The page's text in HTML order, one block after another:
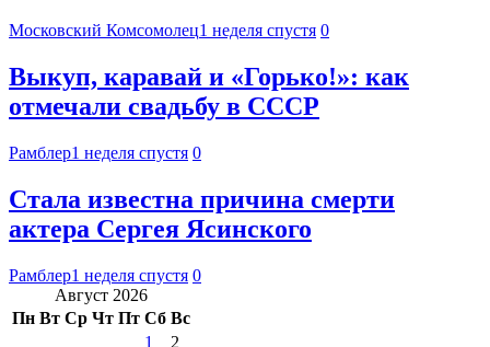
Московский Комсомолец1 неделя спустя 0
Выкуп, каравай и «Горько!»: как
отмечали свадьбу в СССР
Рамблер1 неделя спустя 0
Стала известна причина смерти
актера Сергея Ясинского
Рамблер1 неделя спустя 0
Август 2026
Пн Вт Ср Чт Пт Сб Вс
1
2